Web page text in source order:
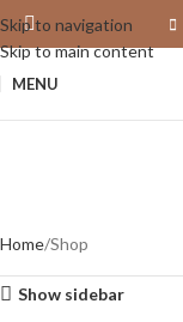
Skip to navigation
Skip to main content
MENU
Home Shop
Show sidebar